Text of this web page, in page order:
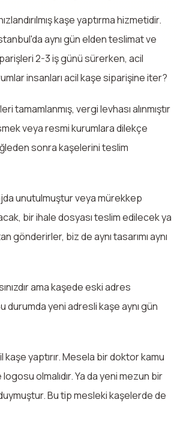
kaşe yaptırma hizmetidir.
aynı gün elden teslimat ve
2-3 iş günü sürerken, acil
insanları acil kaşe siparişine iter?
tamamlanmış, vergi levhası alınmıştır
veya resmi kurumlara dilekçe
sonra kaşelerini teslim
unutulmuştur veya mürekkep
bir ihale dosyası teslim edilecek ya
gönderirler, biz de aynı tasarımı aynı
ama kaşede eski adres
durumda yeni adresli kaşe aynı gün
yaptırır. Mesela bir doktor kamu
olmalıdır. Ya da yeni mezun bir
Bu tip mesleki kaşelerde de